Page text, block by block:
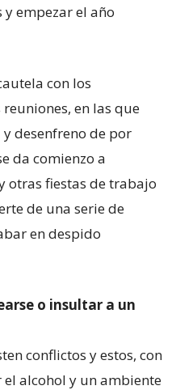
empezar el año
con los
en las que
desenfreno de por
da comienzo a
otras fiestas de trabajo
de una serie de
en despido
o insultar a un
conflictos y estos, con
alcohol y un ambiente